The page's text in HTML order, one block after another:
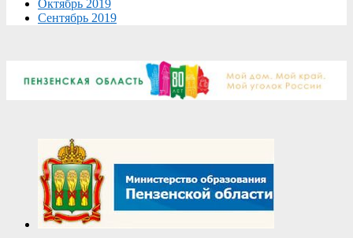
Октябрь 2019
Сентябрь 2019